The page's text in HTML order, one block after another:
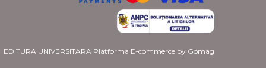
EDITURA UNIVERSITARA Platforma E-commerce by Gomag